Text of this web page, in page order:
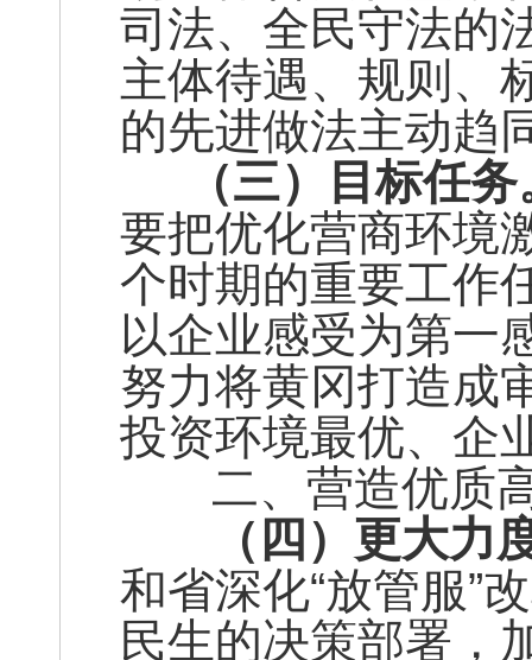
司法、全民守法的
主体待遇、规则、
的先进做法主动趋
（三）目标任务
要把优化营商环境
个时期的重要工作
以企业感受为第一
努力将黄冈打造成
投资环境最优、企
二、营造优质高
（四） 更大力
和省深化“放管服”
民生的决策部署，